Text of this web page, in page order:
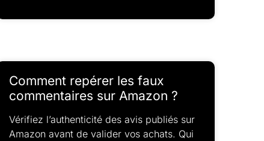
Comment repérer les faux
commentaires sur Amazon ?
Vérifiez l’authenticité des avis publiés sur
Amazon avant de valider vos achats. Qui